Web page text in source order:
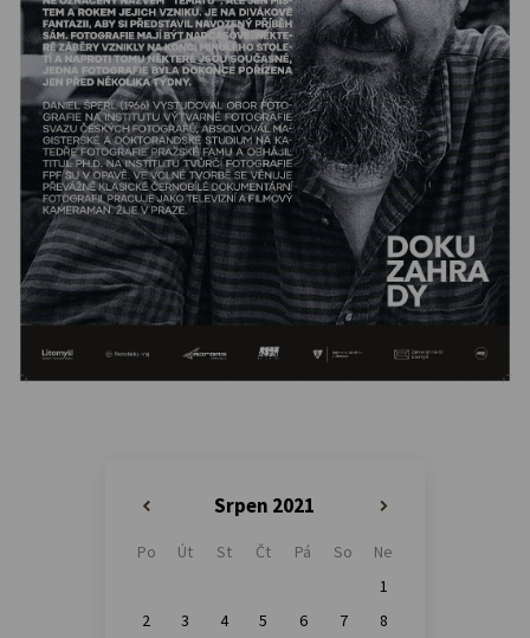
Srpen 2021
Po Út St Čt Pá So
Ne
1
2
3 4 5 6 7
8